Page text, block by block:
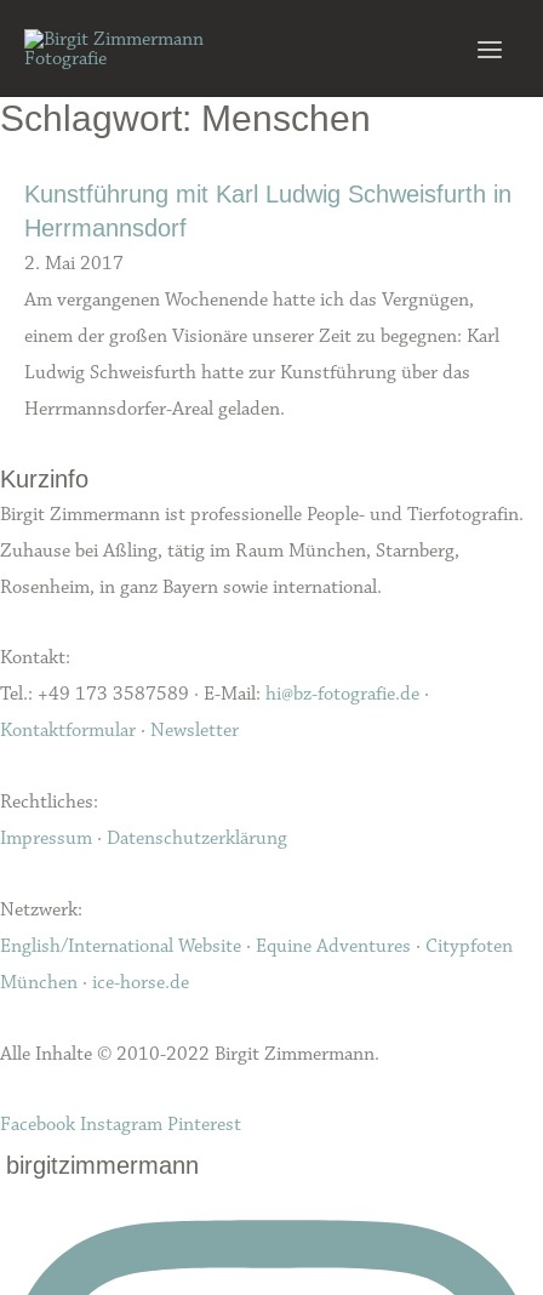
Inhalt
Schlagwort: Menschen
Kunstführung mit Karl Ludwig Schweisfurth in
Herrmannsdorf
2. Mai 2017
Am vergangenen Wochenende hatte ich das Vergnügen,
einem der großen Visionäre unserer Zeit zu begegnen: Karl
Ludwig Schweisfurth hatte zur Kunstführung über das
Herrmannsdorfer-Areal geladen.
Kurzinfo
Birgit Zimmermann ist professionelle People- und Tierfotografin.
Zuhause bei Aßling, tätig im Raum München, Starnberg,
Rosenheim, in ganz Bayern sowie international.
Kontakt:
Tel.: +49 173 3587589 · E-Mail: hi@bz-fotografie.de ·
Kontaktformular · Newsletter
Rechtliches:
Impressum · Datenschutzerklärung
Netzwerk:
English/International Website · Equine Adventures · Citypfoten
München · ice-horse.de
Alle Inhalte © 2010-2022 Birgit Zimmermann.
Facebook Instagram Pinterest
birgitzimmermann